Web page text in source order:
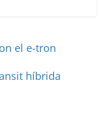
el e-tron
híbrida